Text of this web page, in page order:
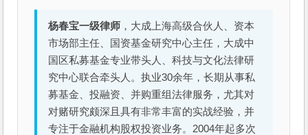
杨春宝一级律师 ，大成上海高级合伙人、资本
市场部主任、国资基金研究中心主任，大成中
国区私募基金专业带头人、科技与文化法律研
究中心联合牵头人。执业30余年，长期从事私
募基金、投融资、并购重组法律服务，尤其对
对赌研究颇深且具有非常丰富的实战经验，并
专注于金融机构股权投资业务。2004年起多次